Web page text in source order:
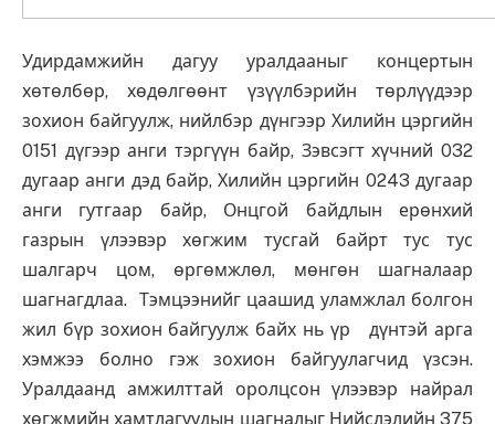
Удирдамжийн дагуу уралдааныг концертын
хөтөлбөр, хөдөлгөөнт үзүүлбэрийн төрлүүдээр
зохион байгуулж, нийлбэр дүнгээр Хилийн цэргийн
0151 дүгээр анги тэргүүн байр, Зэвсэгт хүчний 032
дугаар анги дэд байр, Хилийн цэргийн 0243 дугаар
анги гутгаар байр, Онцгой байдлын ерөнхий
газрын үлээвэр хөгжим тусгай байрт тус тус
шалгарч цом, өргөмжлөл, мөнгөн шагналаар
шагнагдлаа. Тэмцээнийг цаашид уламжлал болгон
жил бүр зохион байгуулж байх нь үр дүнтэй арга
хэмжээ болно гэж зохион байгуулагчид үзсэн.
Уралдаанд амжилттай оролцсон үлээвэр найрал
хөгжмийн хамтлагуудын шагналыг Нийслэлийн 375